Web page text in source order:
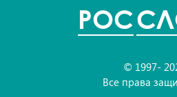
POC
© 1997-
Все права